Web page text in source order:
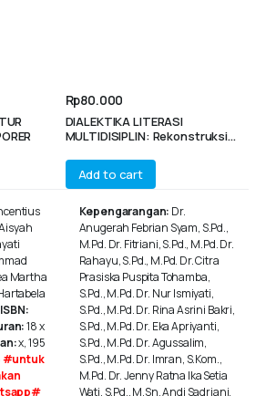
Martha
ISBN:
18 x
x, 195
#untuk
Rp80.000
DIALEKTIKA LITERASI
MULTIDISIPLIN: Rekonstruksi
Pembelajaran Masa Depan
Add to cart
Kepengarangan: Dr.
Anugerah Febrian Syam, S.Pd.,
M.Pd. Dr. Fitriani, S.Pd., M.Pd. Dr.
Rahayu, S.Pd., M.Pd. Dr. Citra
Prasiska Puspita Tohamba,
S.Pd., M.Pd. Dr. Nur Ismiyati,
S.Pd., M.Pd. Dr. Rina Asrini Bakri,
S.Pd., M.Pd. Dr. Eka Apriyanti,
S.Pd., M.Pd. Dr. Agussalim,
S.Pd., M.Pd. Dr. Imran, S.Kom.,
M.Pd. Dr. Jenny Ratna Ika Setia
Wati, S.Pd., M.Sn. Andi Sadriani,